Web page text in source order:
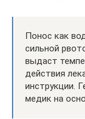
Понос как
сильной
выдаст
действия
инструкции.
медик на